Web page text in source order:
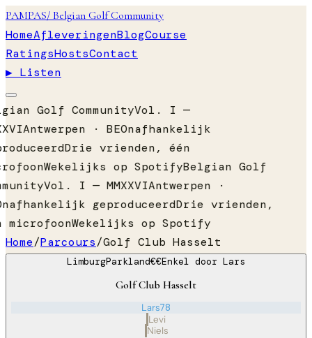
PAMPAS/ Belgian Golf Community
HomeAfleveringenBlogCourse
RatingsHostsContact
▶ Listen
Golf CommunityVol. I —
Antwerpen · BEOnafhankelijk
Drie vrienden, één
Wekelijks op SpotifyBelgian Golf
Vol. I — MMXXVIAntwerpen ·
geproduceerdDrie vrienden,
microfoonWekelijks op Spotify
Home/Parcours/Golf Club Hasselt
LimburgParkland€€Enkel door Lars
Golf Club Hasselt
Lars78
Levi
Niels